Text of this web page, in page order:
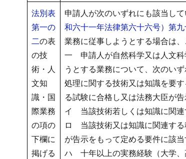
法別表
第一の
二の表
の技
術・人
文知
識・国
際業務
の項の
下欄に
掲げる
申請人が次のいずれにも該当し
和六十一年法律第六十六号）第
業務に従事しようとする場合は、
一 申請人が自然科学又は人文科
うとする業務について、次のい
処理に関する技術又は知識を要
る試験に合格し又は法務大臣が
イ 当該技術若しくは知識に関連
ロ 当該技術又は知識に関連する
が告示をもって定める要件に該
ハ 十年以上の実務経験（大学、